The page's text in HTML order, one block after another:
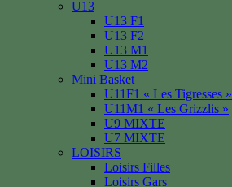
U13
U13 F1
U13 F2
U13 M1
U13 M2
Mini Basket
U11F1 « Les Tigresses »
U11M1 « Les Grizzlis »
U9 MIXTE
U7 MIXTE
LOISIRS
Loisirs Filles
Loisirs Gars